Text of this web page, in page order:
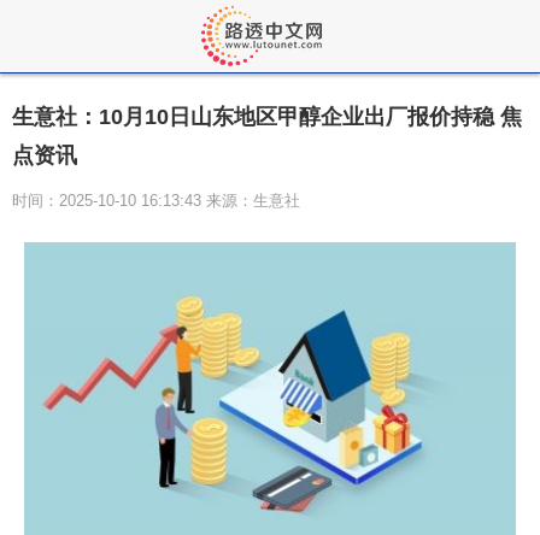
生意社：10月10日山东地区甲醇企业出厂报价持稳 焦
点资讯
时间：2025-10-10 16:13:43 来源：生意社